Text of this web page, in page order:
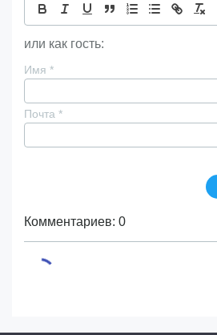
или как гость:
Имя *
Почта *
Комментариев: 0